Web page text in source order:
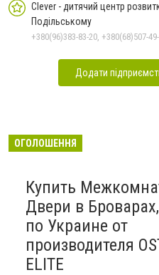
Clever - дитячий центр
Подільському
+380(96)383-83-20, +380(68)507-
Додати
ОГОЛОШЕННЯ
Купить
Двери в
по Украине от
производителя
ELITE